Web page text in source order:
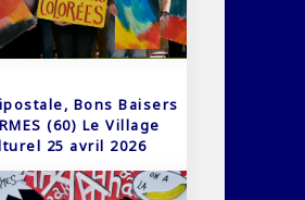
Bons Baisers
(60) Le Village
25 avril 2026